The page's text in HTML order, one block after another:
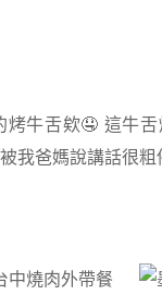
烤牛舌欸🤤 這牛
我爸媽說講話很